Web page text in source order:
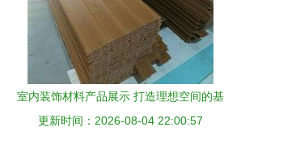
室内装饰材料产品展示 打造理想空间的基
石
更新时间：2026-08-04 22:00:57